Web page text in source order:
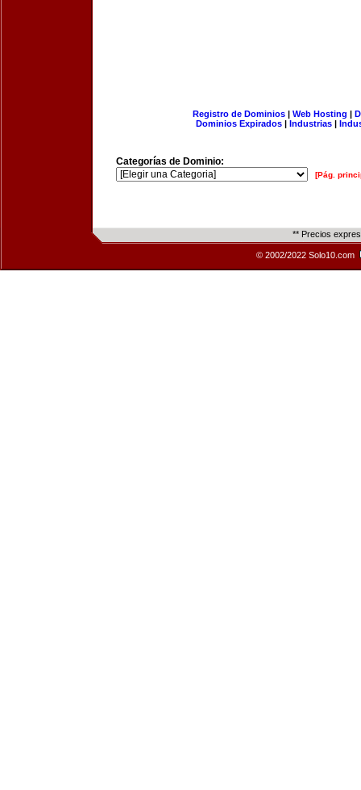
Registro de Dominios| Web Hosting |
Dominios Expirados | Industrias |
Categorías de Dominio:
[Pág.
** Precios
© 2002/2022 Solo10.com